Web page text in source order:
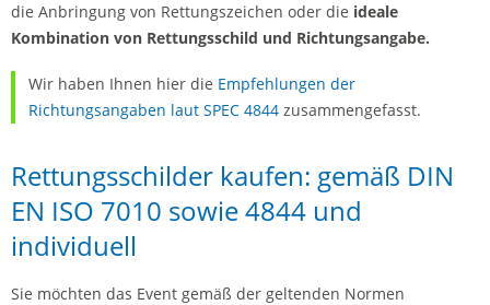
die Anbringung von Rettungszeichen oder die ideale
Kombination von Rettungsschild und Richtungsangabe.
Wir haben Ihnen hier die Empfehlungen der
Richtungsangaben laut SPEC 4844 zusammengefasst.
Rettungsschilder kaufen: gemäß DIN
EN ISO 7010 sowie 4844 und
individuell
Sie möchten das Event gemäß der geltenden Normen